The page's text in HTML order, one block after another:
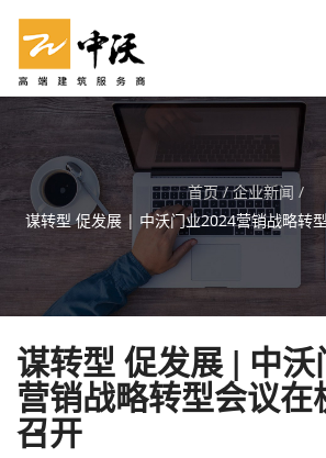
首页/ 企业新闻 /
谋转型 促发展 | 中沃门业2024营销战略转
谋转型 促发展 | 中
营销战略转型会议在
召开